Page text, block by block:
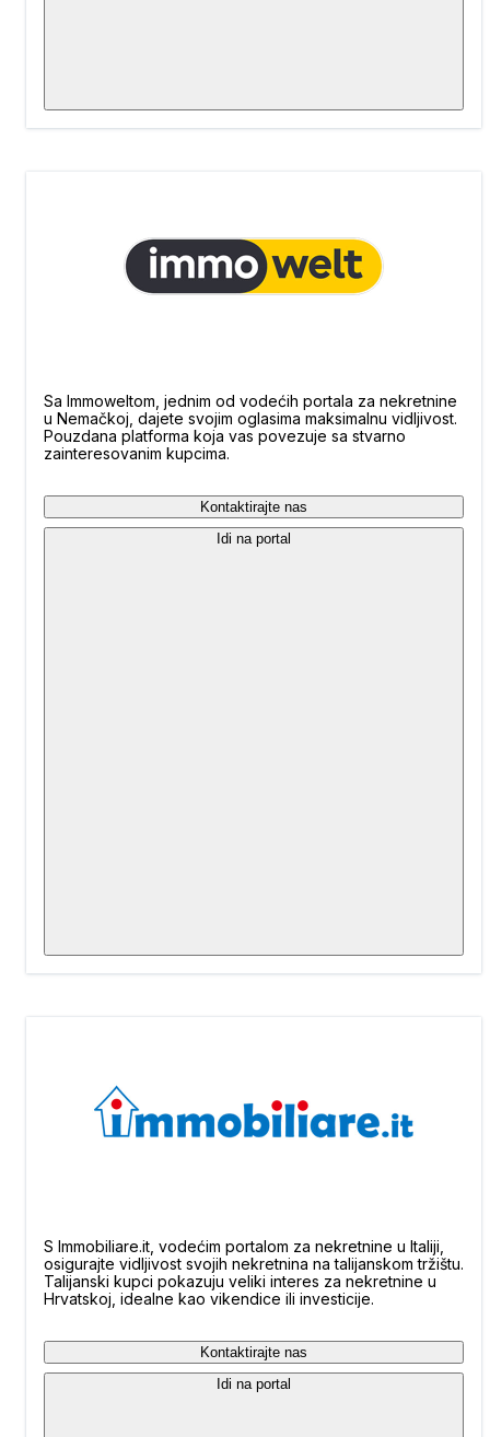
Sa Immoweltom, jednim od vodećih portala za nekretnine
u Nemačkoj, dajete svojim oglasima maksimalnu vidljivost.
Pouzdana platforma koja vas povezuje sa stvarno
zainteresovanim kupcima.
Kontaktirajte nas
Idi na portal
S Immobiliare.it, vodećim portalom za nekretnine u Italiji,
osigurajte vidljivost svojih nekretnina na talijanskom tržištu.
Talijanski kupci pokazuju veliki interes za nekretnine u
Hrvatskoj, idealne kao vikendice ili investicije.
Kontaktirajte nas
Idi na portal